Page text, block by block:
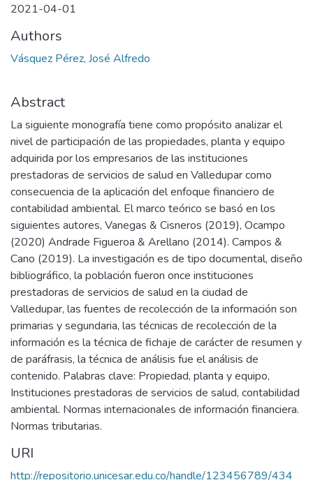
2021-04-01
Authors
Vásquez Pérez, José Alfredo
Abstract
La siguiente monografía tiene como propósito analizar el
nivel de participación de las propiedades, planta y equipo
adquirida por los empresarios de las instituciones
prestadoras de servicios de salud en Valledupar como
consecuencia de la aplicación del enfoque financiero de
contabilidad ambiental. El marco teórico se basó en los
siguientes autores, Vanegas & Cisneros (2019), Ocampo
(2020) Andrade Figueroa & Arellano (2014). Campos &
Cano (2019). La investigación es de tipo documental, diseño
bibliográfico, la población fueron once instituciones
prestadoras de servicios de salud en la ciudad de
Valledupar, las fuentes de recolección de la información son
primarias y segundaria, las técnicas de recolección de la
información es la técnica de fichaje de carácter de resumen y
de paráfrasis, la técnica de análisis fue el análisis de
contenido. Palabras clave: Propiedad, planta y equipo,
Instituciones prestadoras de servicios de salud, contabilidad
ambiental. Normas internacionales de información financiera.
Normas tributarias.
URI
http://repositorio.unicesar.edu.co/handle/123456789/434